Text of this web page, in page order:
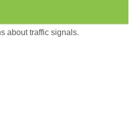
about traffic signals.